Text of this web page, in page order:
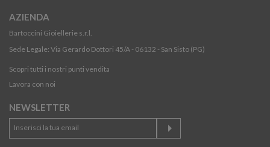
AZIENDA
Bartoccini Gioiellerie s.r.l.
Sede Legale: Via Gerardo Dottori 45/A - 06132 - San Sisto (PG)
Scopri tutti i nostri punti vendita
Lavora con noi
NEWSLETTER